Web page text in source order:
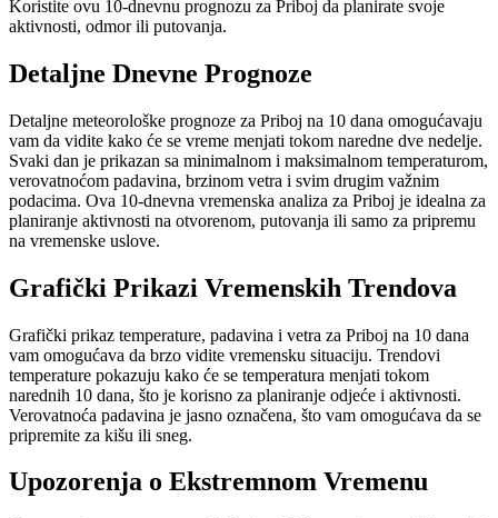
Koristite ovu 10-dnevnu prognozu za Priboj da planirate svoje
aktivnosti, odmor ili putovanja.
Detaljne Dnevne Prognoze
Detaljne meteorološke prognoze za Priboj na 10 dana omogućavaju
vam da vidite kako će se vreme menjati tokom naredne dve nedelje.
Svaki dan je prikazan sa minimalnom i maksimalnom temperaturom,
verovatnoćom padavina, brzinom vetra i svim drugim važnim
podacima. Ova 10-dnevna vremenska analiza za Priboj je idealna za
planiranje aktivnosti na otvorenom, putovanja ili samo za pripremu
na vremenske uslove.
Grafički Prikazi Vremenskih Trendova
Grafički prikaz temperature, padavina i vetra za Priboj na 10 dana
vam omogućava da brzo vidite vremensku situaciju. Trendovi
temperature pokazuju kako će se temperatura menjati tokom
narednih 10 dana, što je korisno za planiranje odjeće i aktivnosti.
Verovatnoća padavina je jasno označena, što vam omogućava da se
pripremite za kišu ili sneg.
Upozorenja o Ekstremnom Vremenu